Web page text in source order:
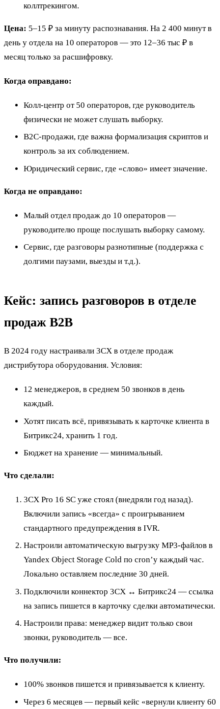
коллтрекингом.
Цена: 5–15 ₽ за минуту распознавания. На 2 400 минут в
день у отдела на 10 операторов — это 12–36 тыс ₽ в
месяц только за расшифровку.
Когда оправдано:
Колл-центр от 50 операторов, где руководитель
физически не может слушать выборку.
B2C-продажи, где важна формализация скриптов и
контроль за их соблюдением.
Юридический сервис, где «слово» имеет значение.
Когда не оправдано:
Малый отдел продаж до 10 операторов —
руководителю проще послушать выборку самому.
Сервис, где разговоры разнотипные (поддержка с
долгими паузами, выезды и т.д.).
Кейс: запись разговоров в отделе
продаж B2B
В 2024 году настраивали 3CX в отделе продаж
дистрибутора оборудования. Условия:
12 менеджеров, в среднем 50 звонков в день
каждый.
Хотят писать всё, привязывать к карточке клиента в
Битрикс24, хранить 1 год.
Бюджет на хранение — минимальный.
Что сделали:
3CX Pro 16 SC уже стоял (внедряли год назад).
Включили запись «всегда» с проигрыванием
стандартного предупреждения в IVR.
Настроили автоматическую выгрузку MP3-файлов в
Yandex Object Storage Cold по cron’у каждый час.
Локально оставляем последние 30 дней.
Подключили коннектор 3CX ↔ Битрикс24 — ссылка
на запись пишется в карточку сделки автоматически.
Настроили права: менеджер видит только свои
звонки, руководитель — все.
Что получили:
100% звонков пишется и привязывается к клиенту.
Через 6 месяцев — первый кейс «вернули клиенту 60